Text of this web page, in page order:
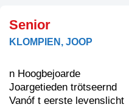
Senior
KLOMPIEN, JOOP
n Hoogbejoarde
Joargetieden trötseernd
Vanóf t eerste levenslicht